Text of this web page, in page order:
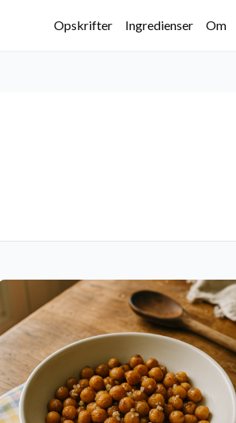
Opskrifter Ingredienser Om